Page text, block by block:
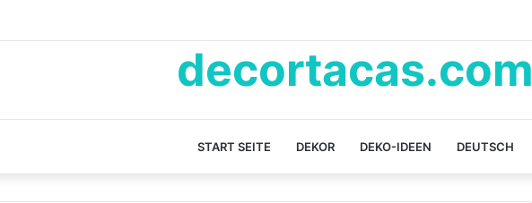
decortacas.com
START SEITE DEKOR DEKO-IDEEN DEUTSCH